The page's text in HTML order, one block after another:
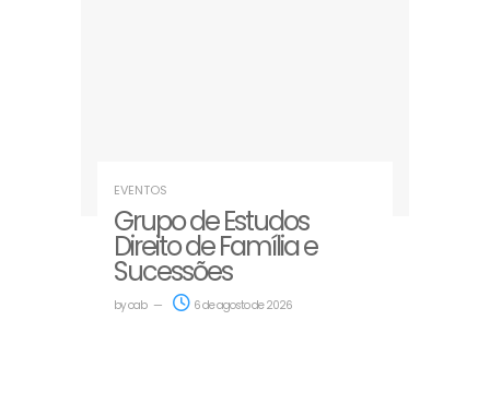
EVENTOS
Grupo de Estudos
Direito de Família e
Sucessões
byoab 6 de agosto de 2026